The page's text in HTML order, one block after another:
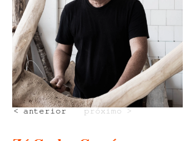
próximo >
< anterior